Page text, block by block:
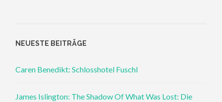
NEUESTE BEITRÄGE
Caren Benedikt: Schlosshotel Fuschl
James Islington: The Shadow Of What Was Lost: Die